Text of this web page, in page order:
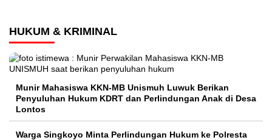
HUKUM & KRIMINAL
Munir Mahasiswa KKN-MB Unismuh Luwuk Berikan
Penyuluhan Hukum KDRT dan Perlindungan Anak di Desa
Lontos
Warga Singkoyo Minta Perlindungan Hukum ke Polresta